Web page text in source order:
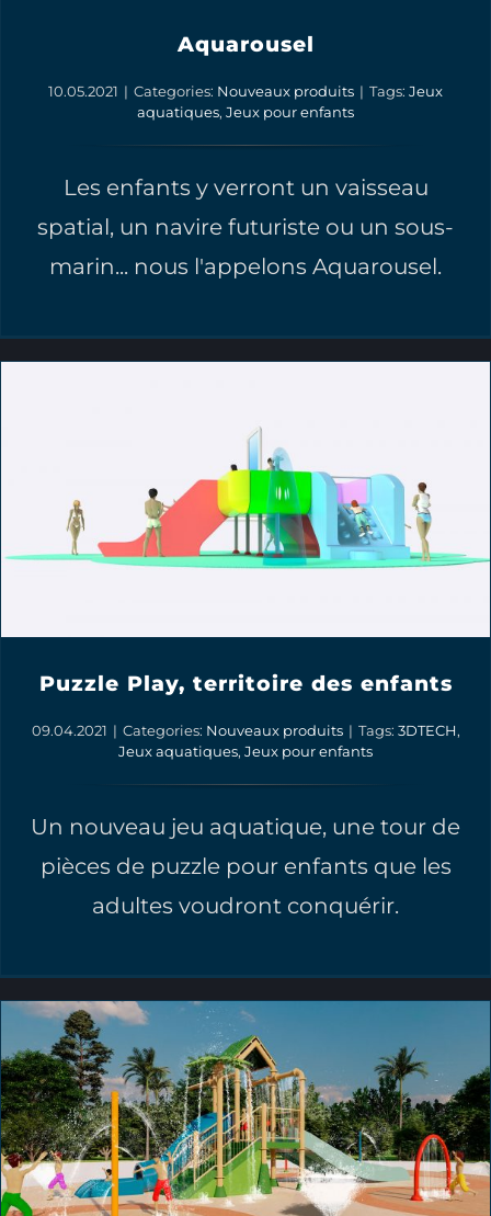
Aquarousel
10.05.2021 | Categories: Nouveaux produits | Tags: Jeux
aquatiques, Jeux pour enfants
Les enfants y verront un vaisseau
spatial, un navire futuriste ou un sous-
marin... nous l'appelons Aquarousel.
Puzzle Play, territoire des enfants
09.04.2021 | Categories: Nouveaux produits | Tags: 3DTECH,
Jeux aquatiques, Jeux pour enfants
Un nouveau jeu aquatique, une tour de
pièces de puzzle pour enfants que les
adultes voudront conquérir.